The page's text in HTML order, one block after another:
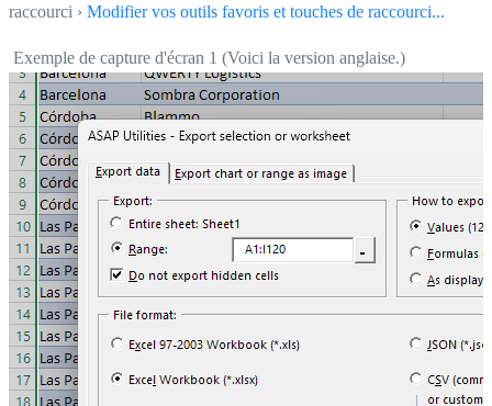
raccourci › Modifier vos outils favoris et touches de raccourci...
Exemple de capture d'écran 1 (Voici la version anglaise.)